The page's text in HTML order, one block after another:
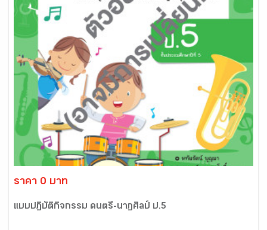
ราคา 0 บาท
แบบปฏิบัติกิจกรรม ดนตรี-นาฏศิลป์ ป.5